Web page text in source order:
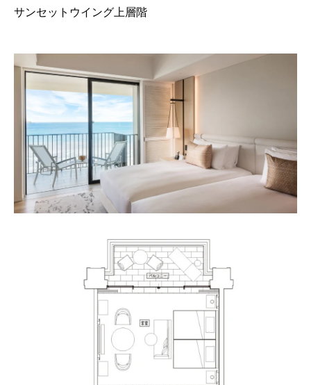
サンセットウイング上層階